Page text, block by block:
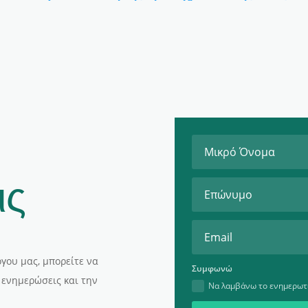
μας, μπορείτε να
και την
Συμφωνώ
Να λαμβάνω το